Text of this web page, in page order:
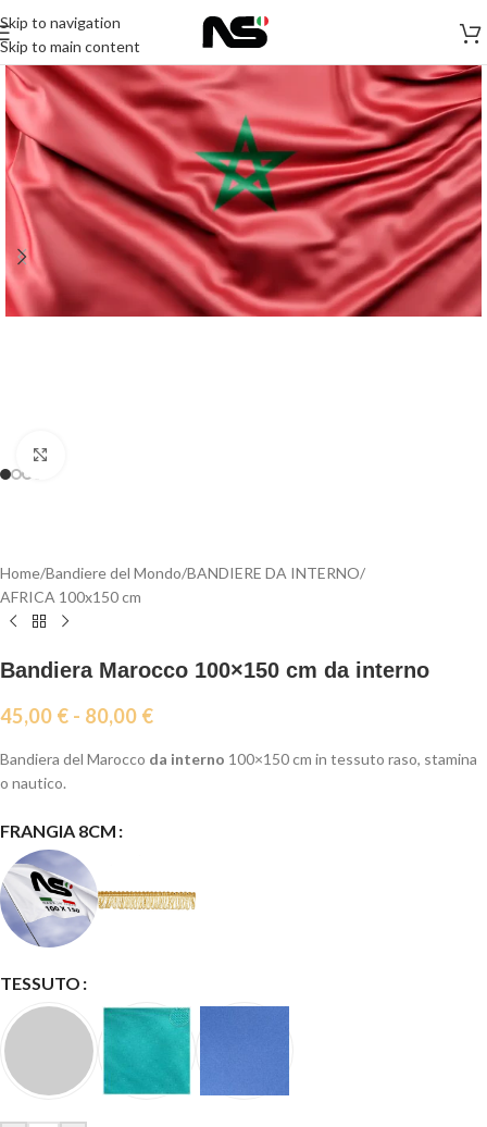
Skip to navigation
Skip to main content
Home/Bandiere del Mondo/BANDIERE DA INTERNO/
AFRICA 100x150 cm
Bandiera Marocco 100×150 cm da interno
45,00 € - 80,00 €
Bandiera del Marocco da interno 100×150 cm in tessuto raso, stamina
o nautico.
FRANGIA 8CM
TESSUTO